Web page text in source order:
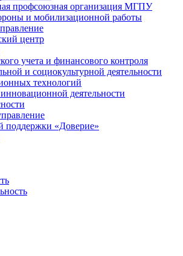
профсоюзная организация МГПУ
и мобилизационной работы
центр
учета и финансового контроля
и социокультурной деятельности
технологий
деятельности
поддержки «Доверие»